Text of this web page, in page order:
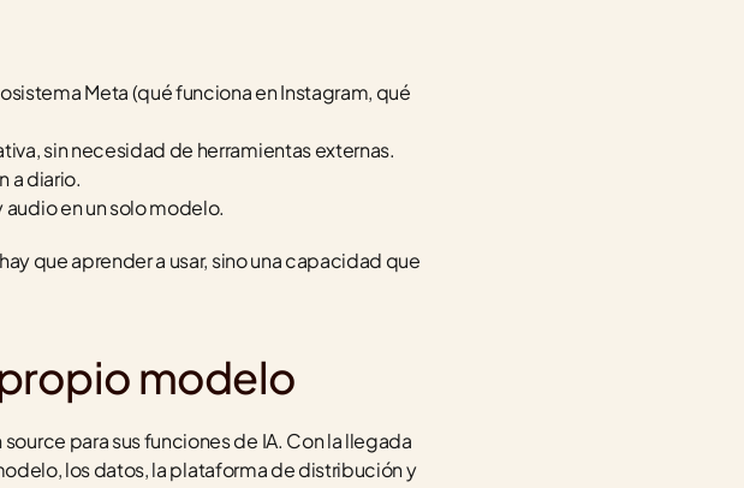
Meta (qué funciona en Instagram, qué
sin necesidad de herramientas externas.
a diario.
en un solo modelo.
que aprender a usar, sino una capacidad que
modelo
para sus funciones de IA. Con la llegada
los datos, la plataforma de distribución y